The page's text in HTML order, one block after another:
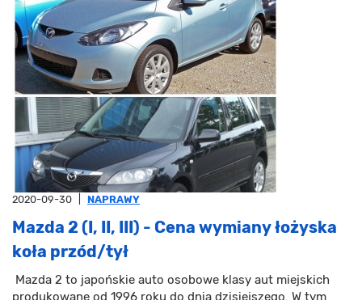
2020-09-30 NAPRAWY
Mazda 2 (I, II, III) - Cena wymiany łożyska
koła przód/tył
Mazda 2 to japońskie auto osobowe klasy aut miejskich
produkowane od 1996 roku do dnia dzisiejszego. W tym